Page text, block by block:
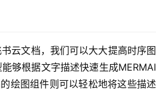
云文档，我们可以大大提高时序图
够根据文字描述快速生成MERMAI
绘图组件则可以轻松地将这些描述